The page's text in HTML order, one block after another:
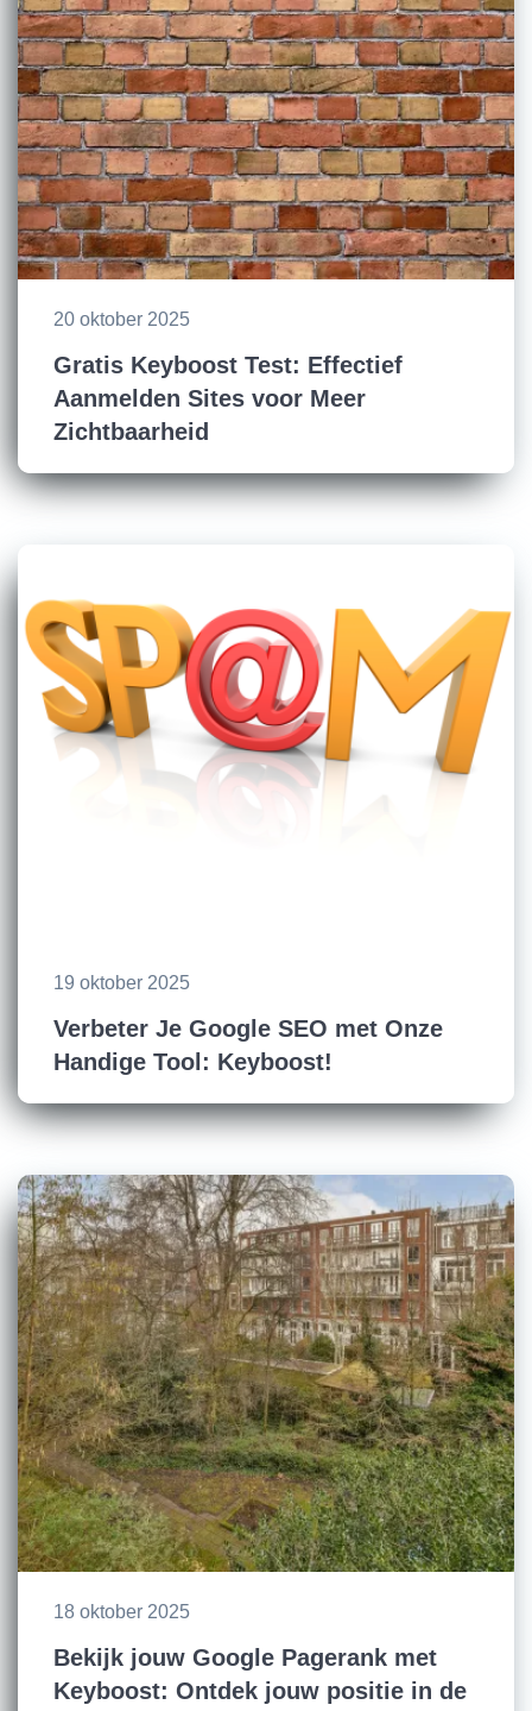
20 oktober 2025
Gratis Keyboost Test: Effectief
Aanmelden Sites voor Meer
Zichtbaarheid
19 oktober 2025
Verbeter Je Google SEO met Onze
Handige Tool: Keyboost!
18 oktober 2025
Bekijk jouw Google Pagerank met
Keyboost: Ontdek jouw positie in de